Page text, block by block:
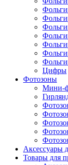
Цифры
Фотозоны
Мини-
Аксессуары
Товары для